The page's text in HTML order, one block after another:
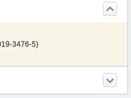
3476-5)